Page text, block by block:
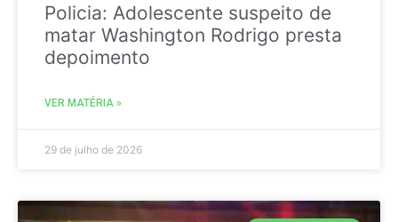
Policia: Adolescente suspeito de
matar Washington Rodrigo presta
depoimento
VER MATÉRIA »
29 de julho de 2026